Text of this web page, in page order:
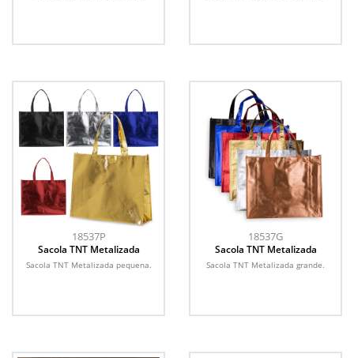
18537P
Sacola TNT Metalizada
Sacola TNT Metalizada pequena.
18537G
Sacola TNT Metalizada
Sacola TNT Metalizada grande.